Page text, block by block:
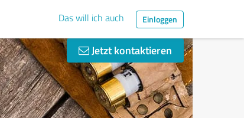
Das will ich auch Einloggen
Jetzt kontaktieren